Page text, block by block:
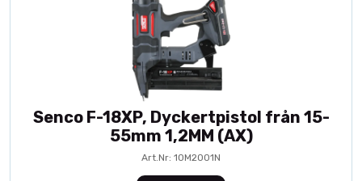
Senco F-18XP, Dyckertpistol från 15-
55mm 1,2MM (AX)
Art.Nr: 10M2001N